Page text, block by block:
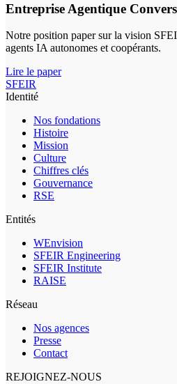
Entreprise Agentique
Notre position paper sur la vision
agents IA autonomes et coopérants.
Lire le paper
SFEIR
Identité
Nos fondations
Histoire
Mission
Culture
Chiffres clés
Gouvernance
RSE
Entités
WEnvision
SFEIR Engineering
SFEIR Institute
RAISE
Réseau
Nos agences
Presse
Contact
REJOIGNEZ-NOUS